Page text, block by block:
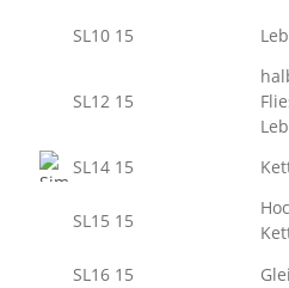
SL10 15
SL12 15
SL14 15
SL15 15
SL16 15